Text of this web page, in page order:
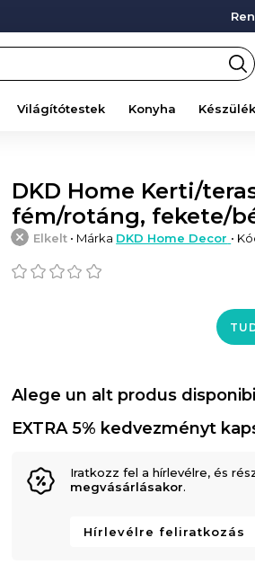
Világítótestek Konyha
DKD Home Kerti/
fém/rotáng, fekete/
Elkelt • Márka DKD Home Decor •
Alege un alt produs
EXTRA 5% kedvezményt
Iratkozz fel a hírlevélre, és
megvásárlásakor.
Hírlevélre feliratkozás